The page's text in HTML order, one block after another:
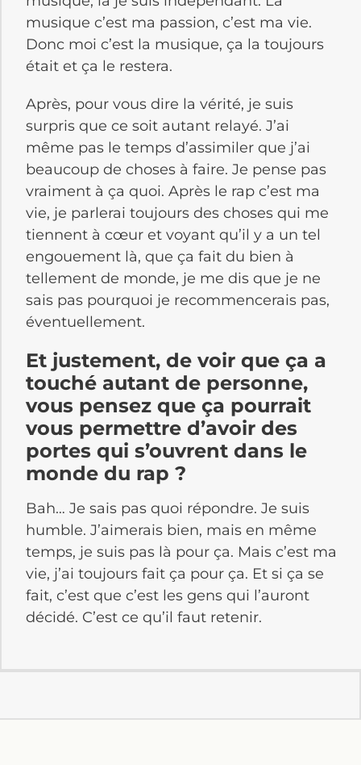
musique c’est ma passion, c’est ma vie.
Donc moi c’est la musique, ça la toujours
était et ça le restera.
Après, pour vous dire la vérité, je suis
surpris que ce soit autant relayé. J’ai
même pas le temps d’assimiler que j’ai
beaucoup de choses à faire. Je pense pas
vraiment à ça quoi. Après le rap c’est ma
vie, je parlerai toujours des choses qui me
tiennent à cœur et voyant qu’il y a un tel
engouement là, que ça fait du bien à
tellement de monde, je me dis que je ne
sais pas pourquoi je recommencerais pas,
éventuellement.
Et justement, de voir que ça a
touché autant de personne,
vous pensez que ça pourrait
vous permettre d’avoir des
portes qui s’ouvrent dans le
monde du rap ?
Bah… Je sais pas quoi répondre. Je suis
humble. J’aimerais bien, mais en même
temps, je suis pas là pour ça. Mais c’est ma
vie, j’ai toujours fait ça pour ça. Et si ça se
fait, c’est que c’est les gens qui l’auront
décidé. C’est ce qu’il faut retenir.